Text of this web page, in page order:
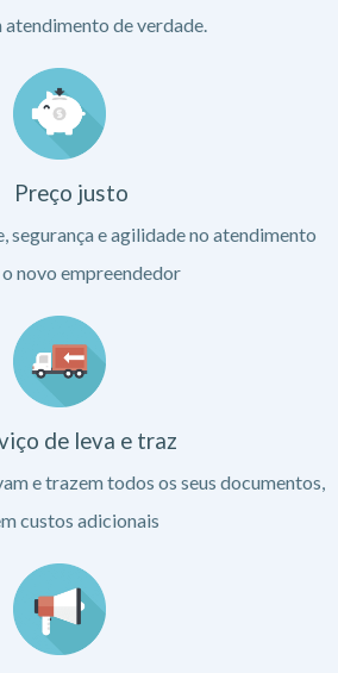
atendimento de verdade.
Preço justo
segurança e agilidade no atendimento
novo empreendedor
de leva e traz
e trazem todos os seus documentos,
custos adicionais